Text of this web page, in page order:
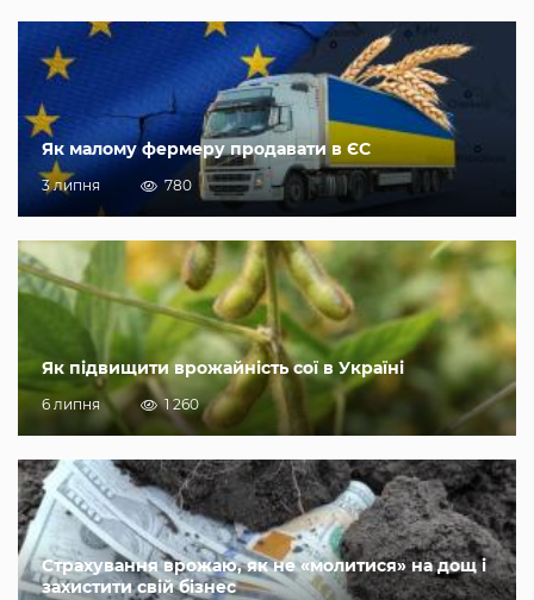
Як малому фермеру продавати в ЄС
3 липня 780
Як підвищити врожайність сої в Україні
6 липня 1 260
Страхування врожаю, як не «молитися» на дощ і
захистити свій бізнес